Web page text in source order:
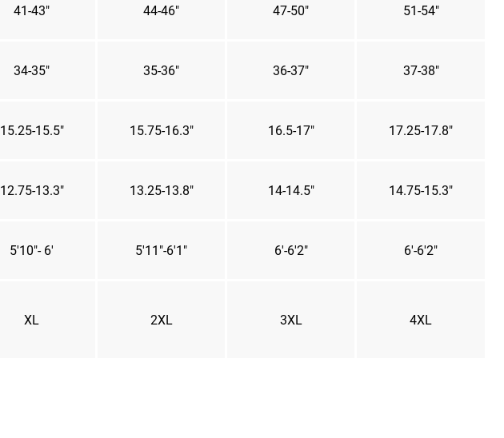
41-43" 44-46" 47-50" 51-54"
34-35" 35-36" 36-37" 37-38"
15.25-15.5" 15.75-16.3" 16.5-17" 17.25-17.8"
12.75-13.3" 13.25-13.8" 14-14.5" 14.75-15.3"
5'10"- 6' 5'11"-6'1" 6'-6'2" 6'-6'2"
XL 2XL 3XL 4XL